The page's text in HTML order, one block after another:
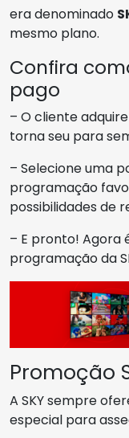
era denominado
mesmo plano.
Confira
pago
– O cliente
torna seu para
– Selecione uma
programação
possibilidades de
– E pronto! Agora
programação da
Promoção
A SKY sempre
especial para